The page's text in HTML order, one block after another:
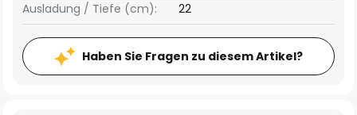
Ausladung / Tiefe (cm): 22
Haben Sie Fragen zu diesem Artikel?